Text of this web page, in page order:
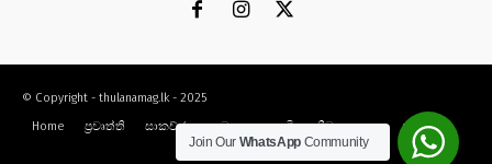
© Copyright - thulanamag.lk - 2025
Home
ප්‍රවෘත්ති සාකච්ඡා නවකතා කවි ක්‍රීඩා කලා සංචාර
Join Our WhatsAppCommunity